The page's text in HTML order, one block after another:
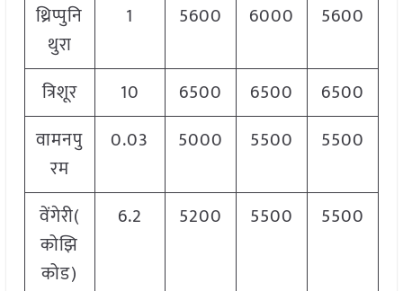
थ्रिप्पुनि
थुरा
1 5600 6000 5600
त्रिशूर 10 6500 6500
6500
वामनपु
रम
0.03 5000 5500 5500
वेंगेरी(
कोझि
कोड)
6.2 5200 5500 5500